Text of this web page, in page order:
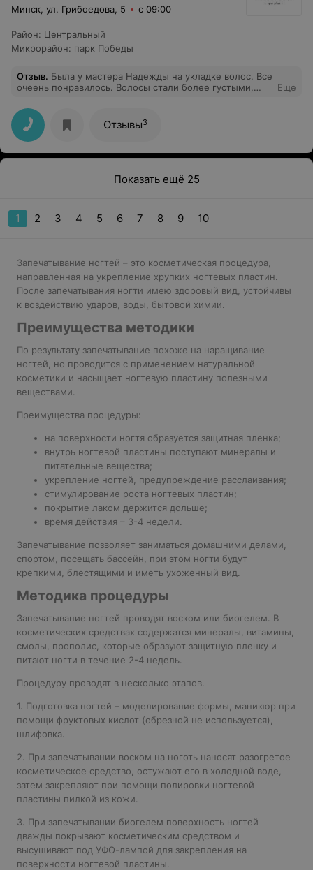
Минск, ул. Грибоедова, 5 с 09:00
Район: Центральный
Микрорайон: парк Победы
Отзыв. Была у мастера Надежды на укладке волос. Все
очеень понравилось. Волосы стали более густыми,
Еще
Отзывы3
Показать ещё 25
1 2 3 4 5 6 7 8 9 10
Запечатывание ногтей – это косметическая процедура,
направленная на укрепление хрупких ногтевых пластин.
После запечатывания ногти имею здоровый вид, устойчивы
к воздействию ударов, воды, бытовой химии.
Преимущества методики
По результату запечатывание похоже на наращивание
ногтей, но проводится с применением натуральной
косметики и насыщает ногтевую пластину полезными
веществами.
Преимущества процедуры:
на поверхности ногтя образуется защитная пленка;
внутрь ногтевой пластины поступают минералы и
питательные вещества;
укрепление ногтей, предупреждение расслаивания;
стимулирование роста ногтевых пластин;
покрытие лаком держится дольше;
время действия – 3-4 недели.
Запечатывание позволяет заниматься домашними делами,
спортом, посещать бассейн, при этом ногти будут
крепкими, блестящими и иметь ухоженный вид.
Методика процедуры
Запечатывание ногтей проводят воском или биогелем. В
косметических средствах содержатся минералы, витамины,
смолы, прополис, которые образуют защитную пленку и
питают ногти в течение 2-4 недель.
Процедуру проводят в несколько этапов.
1. Подготовка ногтей – моделирование формы, маникюр при
помощи фруктовых кислот (обрезной не используется),
шлифовка.
2. При запечатывании воском на ноготь наносят разогретое
косметическое средство, остужают его в холодной воде,
затем закрепляют при помощи полировки ногтевой
пластины пилкой из кожи.
3. При запечатывании биогелем поверхность ногтей
дважды покрывают косметическим средством и
высушивают под УФО-лампой для закрепления на
поверхности ногтевой пластины.